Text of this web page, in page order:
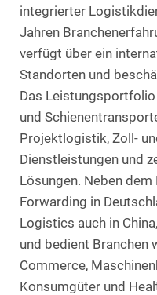
integrierter
Jahren
verfügt über ein
Standorten und
Das
und
Projektlogistik, Zoll-
Dienstleistungen und
Lösungen. Neben
Forwarding in
Logistics auch in
und bedient Branchen
Commerce,
Konsumgüter und